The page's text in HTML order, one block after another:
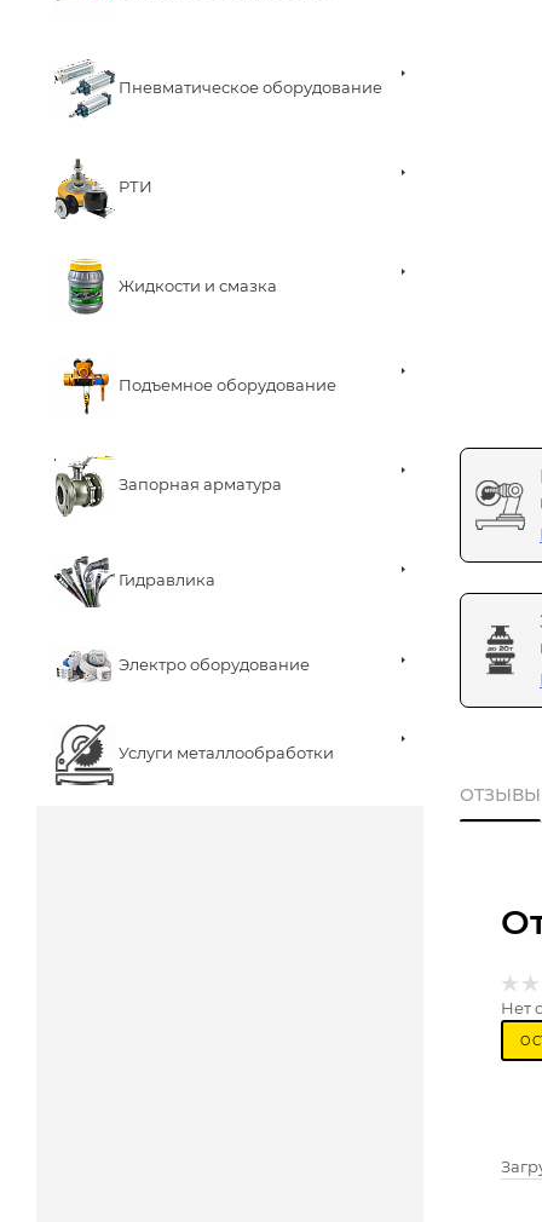
Пневматическое оборудование
РТИ
Жидкости и смазка
Подъемное оборудование
Запорная арматура
Гидравлика
Электро оборудование
Услуги металлообработки
ОТЗЫВЫ
Нет